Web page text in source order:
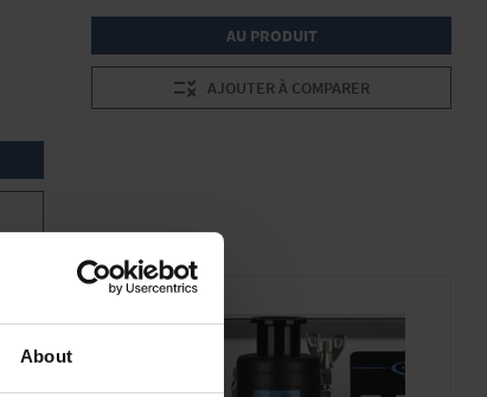
About
AU PRODUIT
AJOUTER À COMPARER